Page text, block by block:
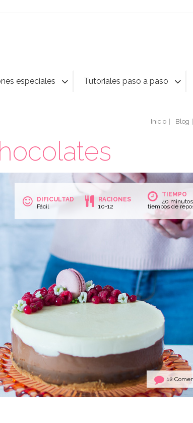
especiales Tutoriales paso a paso
Inicio Blog
DIFICULTAD
Fácil
RACIONES
10-12
TIEMPO
40 minutos
tiempos de
12